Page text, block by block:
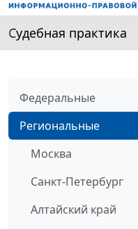
Судебная практика
Федеральные
Региональные
Москва
Санкт-Петербург
Алтайский край